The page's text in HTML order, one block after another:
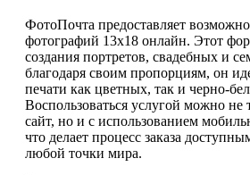
ФотоПочта предоставляет
фотографий 13х18 онлайн. Этот
создания портретов, свадебных и
благодаря своим пропорциям, он
печати как цветных, так и черно-
Воспользоваться услугой можно не
сайт, но и с использованием
что делает процесс заказа
любой точки мира.